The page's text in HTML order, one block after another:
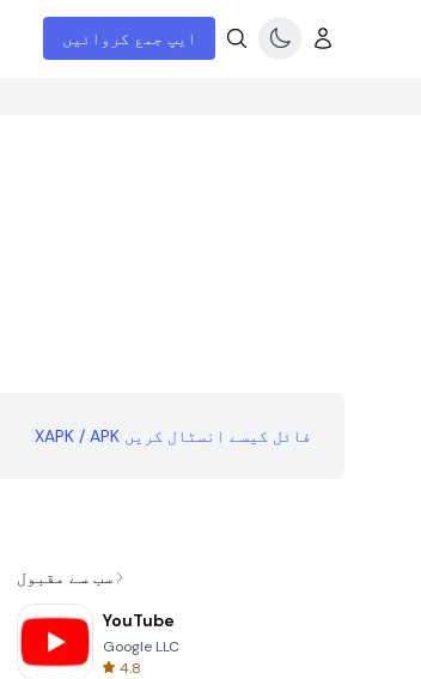
ایپ جمع کروائیں
XAPK / APK فائل کیسے انسٹال کریں
سب سے مقبول
YouTube
Google LLC
4.8